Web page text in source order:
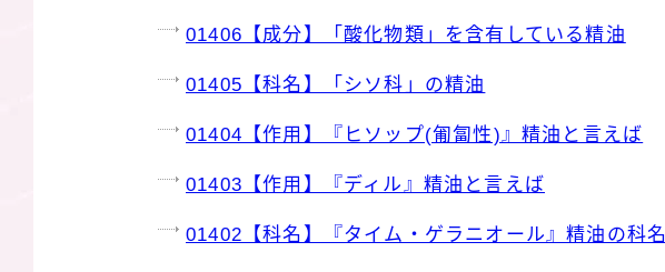
01406【成分】「酸化物類」を含有している精油
01405【科名】「シソ科」の精油
01404【作用】『ヒソップ(匍匐性)』精油と言えば
01403【作用】『ディル』精油と言えば
01402【科名】『タイム・ゲラニオール』精油の科名